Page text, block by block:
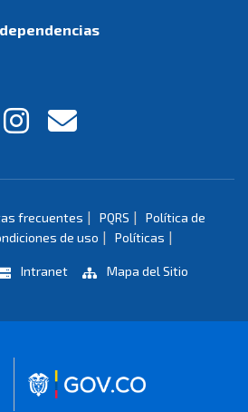
frecuentes | PQRS |
Política de
de uso | Políticas |
Intranet Mapa del Sitio
Logo marca Colombia
Logo Gobierno